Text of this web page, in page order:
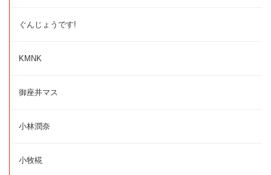
ぐんじょうです!
KMNK
御座井マス
小林潤奈
小牧椛